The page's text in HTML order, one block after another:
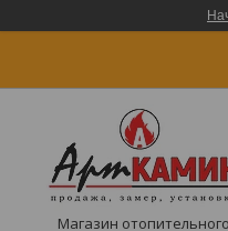
Магазин отопительного